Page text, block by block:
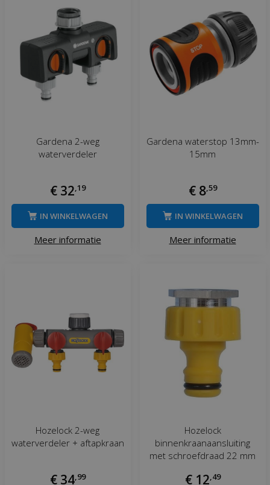
Gardena 2-weg
waterverdeler
€ 32,19
Meer informatie
IN WINKELWAGEN
Gardena waterstop 13mm-
15mm
€ 8,59
Meer informatie
IN WINKELWAGEN
Hozelock 2-weg
waterverdeler + aftapkraan
€ 34,99
Hozelock
binnenkraanaansluiting
met schroefdraad 22 mm
€ 12,49